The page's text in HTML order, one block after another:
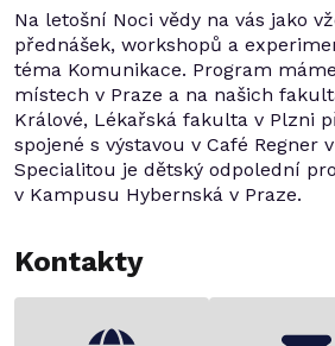
Na letošní Noci vědy na vás jako
přednášek, workshopů a
téma Komunikace. Program
místech v Praze a na našich
Králové, Lékařská fakulta v Plzni
spojené s výstavou v Café Regner
Specialitou je dětský odpolední
v Kampusu Hybernská v Praze.
Kontakty